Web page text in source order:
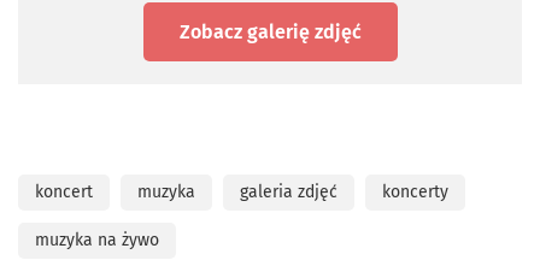
Zobacz galerię zdjęć
koncert muzyka galeria zdjęć koncerty
muzyka na żywo